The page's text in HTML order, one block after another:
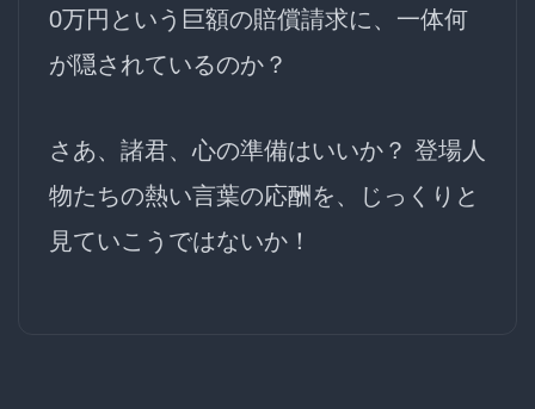
0万円という巨額の賠償請求に、一体何
が隠されているのか？
さあ、諸君、心の準備はいいか？ 登場人
物たちの熱い言葉の応酬を、じっくりと
見ていこうではないか！